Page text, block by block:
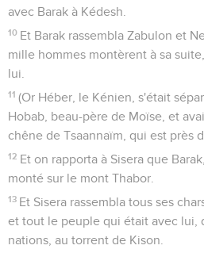
avec Barak à Kédesh.
10 Et Barak rassembla Zabulon et
mille hommes montèrent à sa
lui.
11 (Or Héber, le Kénien, s'était
Hobab, beau-père de Moïse, et
chêne de Tsaannaïm, qui est près
12 Et on rapporta à Sisera que
monté sur le mont Thabor.
13 Et Sisera rassembla tous ses
et tout le peuple qui était avec lui,
nations, au torrent de Kison.